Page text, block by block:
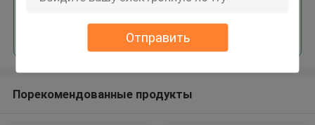
Отправить
Продолжать
Порекомендованные продукты